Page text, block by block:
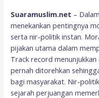
Suaramuslim.net –
menekankan pentingnya
serta nir-politik instan.
pijakan utama dalam
Track record
pernah ditorehkan
bagi masyarakat. Nir-
sejarah perjuangan